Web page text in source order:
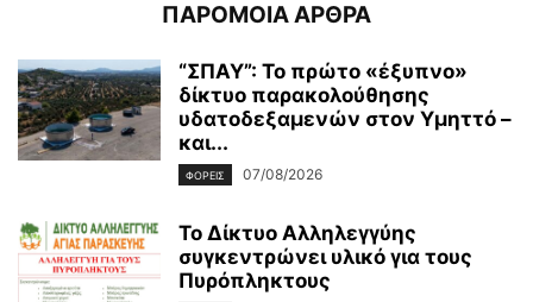
ΠΑΡΟΜΟΙΑ ΑΡΘΡΑ
“ΣΠΑΥ”: Το πρώτο «έξυπνο»
δίκτυο παρακολούθησης
υδατοδεξαμενών στον Υμηττό –
και...
ΦΟΡΕΙΣ 07/08/2026
To Δίκτυο Αλληλεγγύης
συγκεντρώνει υλικό για τους
Πυρόπληκτους